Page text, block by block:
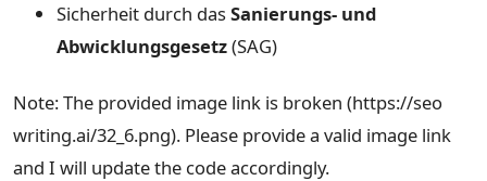
Sicherheit durch dasSanierungs- und
Abwicklungsgesetz(SAG)
Note: The provided image link is broken (https://seo
writing.ai/32_6.png). Please provide a valid image link
and I will update the code accordingly.